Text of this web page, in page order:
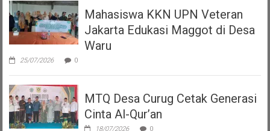
Mahasiswa KKN UPN Veteran
Jakarta Edukasi Maggot di Desa
Waru
25/07/2026 0
MTQ Desa Curug Cetak Generasi
Cinta Al-Qur’an
18/07/2026 0